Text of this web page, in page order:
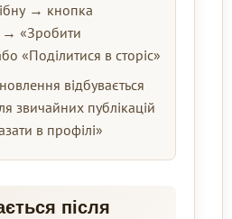
→ кнопка
→ «Зробити
«Поділитися в сторіс»
відбувається
звичайних публікацій
в профілі»
після